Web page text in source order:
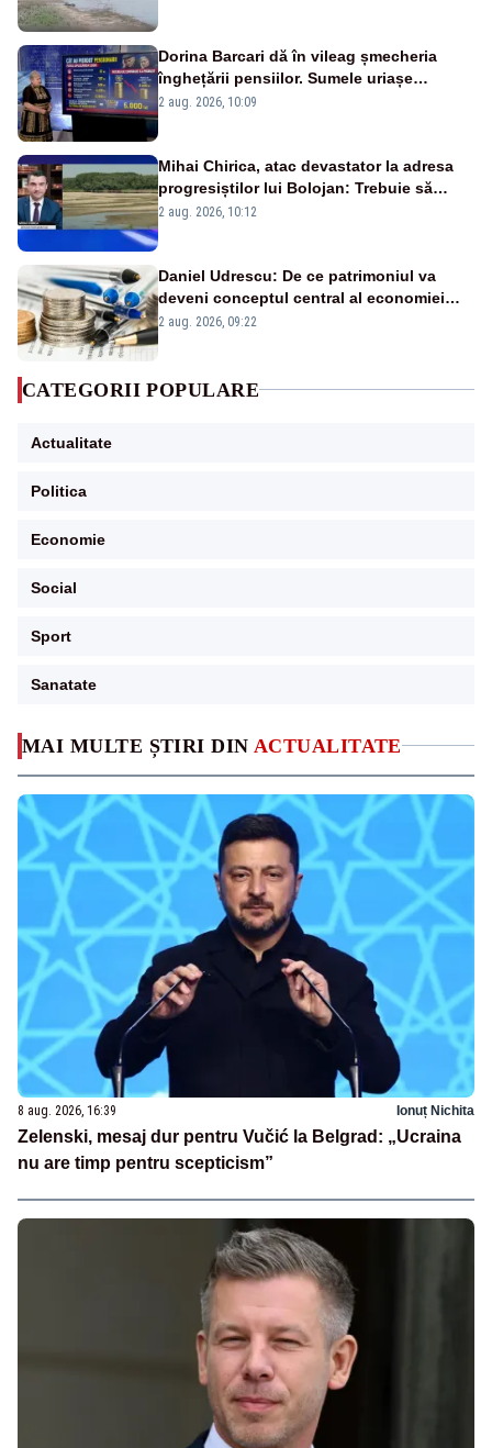
MAI MULTE ȘTIRI DIN ACTUALITATE
8 aug. 2026, 16:39 Ionuț Nichita
Zelenski, mesaj dur pentru Vučić la Belgrad: „Ucraina
nu are timp pentru scepticism”
Dorina Barcari dă în vileag șmecheria
înghețării pensiilor. Sumele uriașe
pierdute de fiecare român
2 aug. 2026, 10:09
Mihai Chirica, atac devastator la adresa
progresiștilor lui Bolojan: Trebuie să
protejăm și natura, dar nu șținem omaneii
2 aug. 2026, 10:12
Daniel Udrescu: De ce patrimoniul va
deveni conceptul central al economiei
viitoare?
2 aug. 2026, 09:22
CATEGORII POPULARE
Actualitate
Politica
Economie
Social
Sport
Sanatate